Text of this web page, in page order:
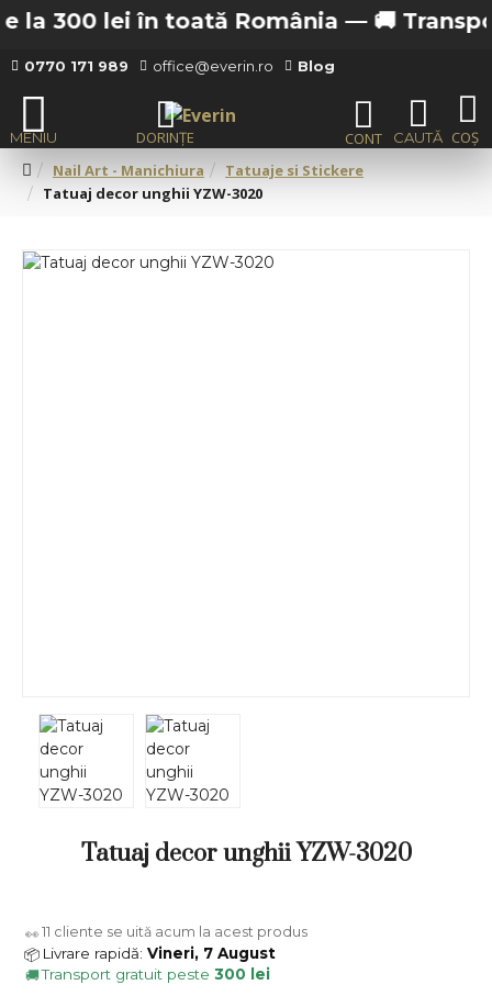
300 lei în toată România — 🚚
0770 171 989 office@everin.ro Blog
Nail Art - Manichiura
Tatuaje si Stickere
Tatuaj decor unghii YZW-3020
Tatuaj decor unghii YZW-3020
👀 11 cliente se uită acum la acest produs
📦 Livrare rapidă: Vineri, 7 August
🚚Transport gratuit peste 300 lei